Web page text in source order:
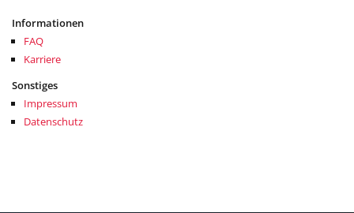
Informationen
FAQ
Karriere
Sonstiges
Impressum
Datenschutz